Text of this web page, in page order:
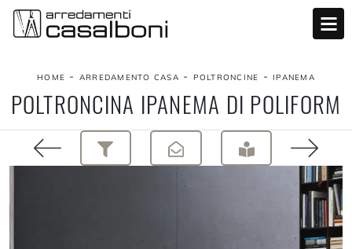
HOME - ARREDAMENTO CASA - POLTRONCINE -IPANEMA
POLTRONCINA IPANEMA DI POLIFORM